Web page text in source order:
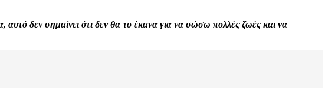
δεν σημαίνει ότι δεν θα το έκανα για να σώσω πολλές ζωές και να